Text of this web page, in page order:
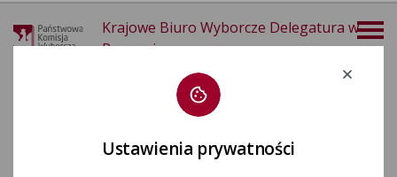
Krajowe Biuro Wyborcze Delegatura w
Poznaniu
Ustawienia prywatności